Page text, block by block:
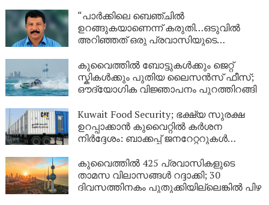
“പാർക്കിലെ ബെഞ്ചിൽ
ഉറങ്ങുകയാണെന്ന് കരുതി…ഒടുവിൽ
അറിഞ്ഞത് ഒരു പ്രവാസിയുടെ
യുഎഇയിലെ തെരുവിൽ; ‘വാപ്പയെ
കാണണം’ എന്ന് കണ്ണീരോടെ മകൾ
കുവൈത്തിൽ ബോട്ടുകൾക്കും ജെറ്റ്
സ്കികൾക്കും പുതിയ ലൈസൻസ് ഫീസ്;
ഔദ്യോഗിക വിജ്ഞാപനം പുറത്തിറങ്ങി
Kuwait Food Security; ഭക്ഷ്യ സുരക്ഷ
ഉറപ്പാക്കാൻ കുവൈറ്റിൽ കർശന
നിർദ്ദേശം: ബാക്കപ്പ് ജനറേറ്ററുകൾ
കുവൈത്തിൽ 425 പ്രവാസികളുടെ
താമസ വിലാസങ്ങൾ റദ്ദാക്കി; 30
ദിവസത്തിനകം പുതുക്കിയില്ലെങ്കിൽ പിഴ